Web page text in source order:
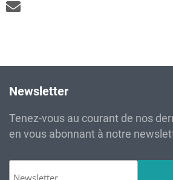
Newsletter
Tenez-vous au courant de nos
en vous abonnant à notre